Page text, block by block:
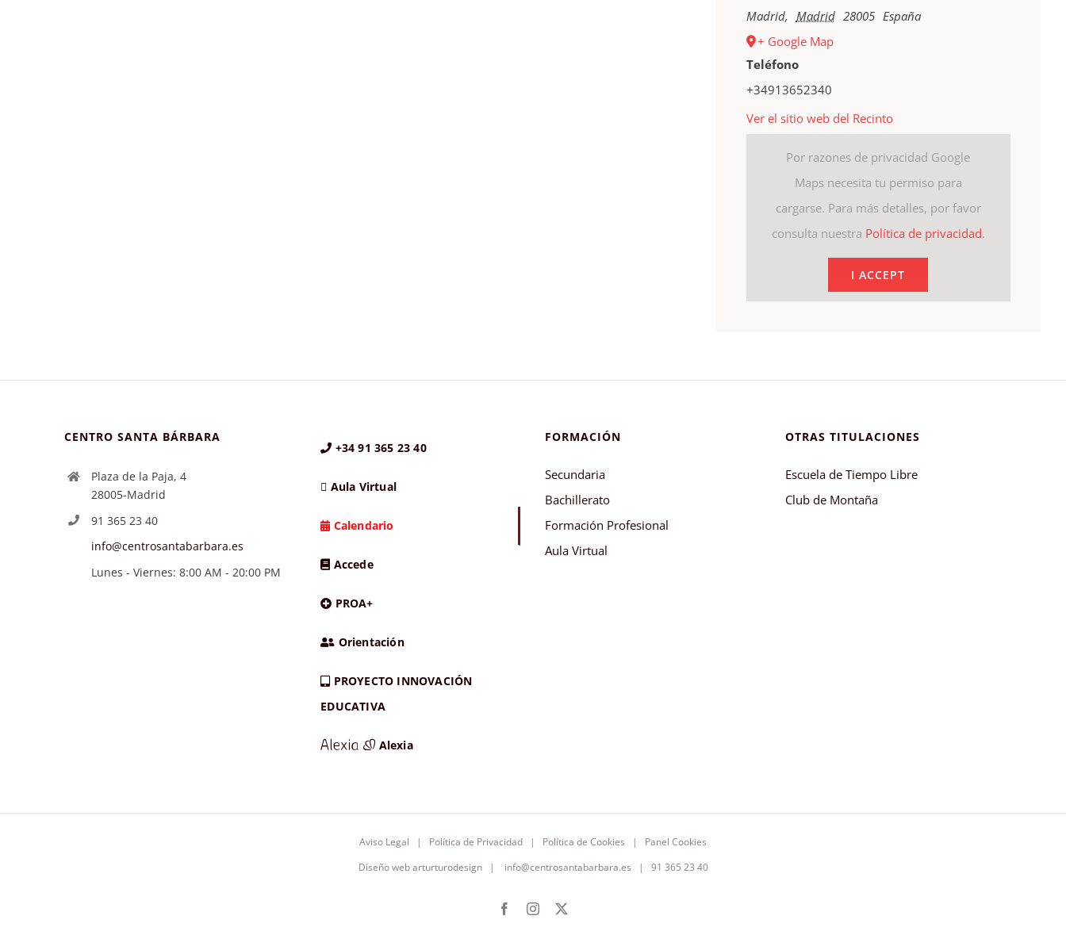
Madrid, Madrid 28005 España
+ Google Map
Teléfono
+34913652340
Ver el sitio web del Recinto
Por razones de privacidad Google
Maps necesita tu permiso para
cargarse. Para más detalles, por favor
consulta nuestra Política de privacidad.
I ACCEPT
CENTRO SANTA BÁRBARA
Plaza de la Paja, 4
28005-Madrid
91 365 23 40
info@centrosantabarbara.es
Lunes - Viernes: 8:00 AM - 20:00 PM
+34 91 365 23 40
Aula Virtual
Calendario
Accede
PROA+
Orientación
PROYECTO INNOVACIÓN
EDUCATIVA
Alexia
FORMACIÓN
Secundaria
Bachillerato
Formación Profesional
Aula Virtual
OTRAS TITULACIONES
Escuela de Tiempo Libre
Club de Montaña
Aviso Legal | Política de Privacidad | Política de Cookies | Panel Cookies
Diseño webarturturodesign| info@centrosantabarbara.es | 91 365 23 40
FacebookInstagram